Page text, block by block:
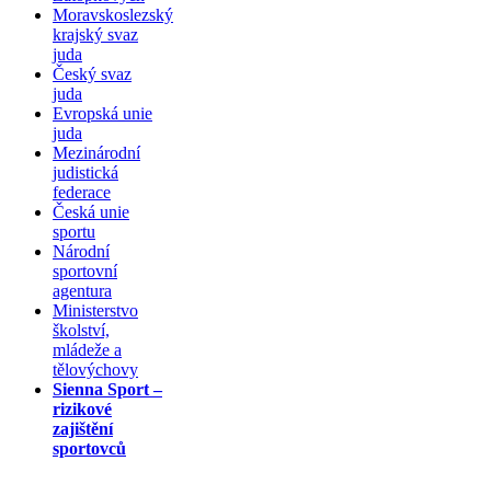
Moravskoslezský
krajský svaz
juda
Český svaz
juda
Evropská unie
juda
Mezinárodní
judistická
federace
Česká unie
sportu
Národní
sportovní
agentura
Ministerstvo
školství,
mládeže a
tělovýchovy
Sienna Sport –
rizikové
zajištění
sportovců